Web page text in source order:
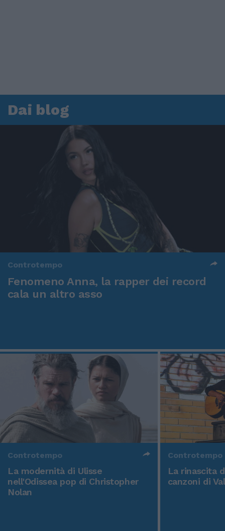
Dai blog
Controtempo
Fenomeno Anna, la rapper dei record
cala un altro asso
Controtempo
La modernità di Ulisse
nell'Odissea pop di Christopher
Nolan
Controtempo
La rinascita
canzoni di